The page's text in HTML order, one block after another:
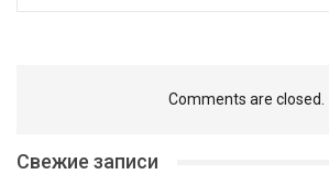
Comments are closed.
Свежие записи